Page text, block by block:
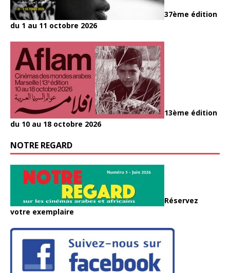
37ème édition
du 1 au 11 octobre 2026
13ème édition
du 10 au 18 octobre 2026
NOTRE REGARD
Réservez
votre exemplaire